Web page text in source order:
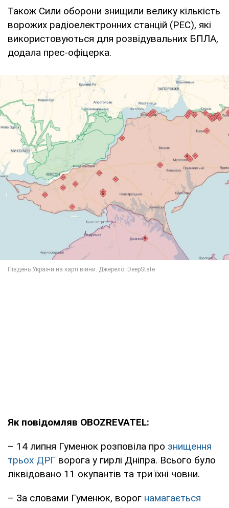
Також Сили оборони знищили велику кількість
ворожих радіоелектронних станцій (РЕС), які
використовуються для розвідувальних БПЛА,
додала прес-офіцерка.
Як повідомляв OBOZREVATEL:
– 14 липня Гуменюк розповіла про знищення
трьох ДРГ ворога у гирлі Дніпра. Всього було
ліквідовано 11 окупантів та три їхні човни.
– За словами Гуменюк, ворог намагається